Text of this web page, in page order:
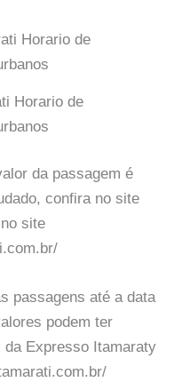
Horario de
da passagem é
confira no site
site
passagens até a data
podem ter
Expresso Itamaraty